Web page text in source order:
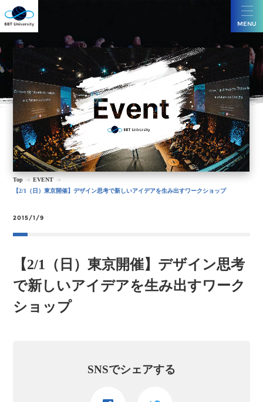
MENU
Top
EVENT
【2/1（日）東京開催】デザイン思考で新しいアイデアを生み出すワークショップ
2015/1/9
【2/1（日）東京開催】デザイン思考
で新しいアイデアを生み出すワーク
ショップ
SNSでシェアする